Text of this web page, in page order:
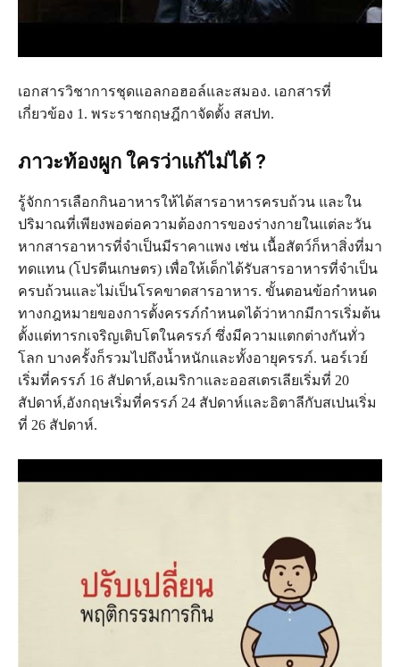
เอกสารวิชาการชุดแอลกอฮอล์และสมอง. เอกสารที่
เกี่ยวข้อง 1. พระราชกฤษฎีกาจัดตั้ง สสปท.
ภาวะท้องผูก ใครว่าแก้ไม่ได้ ?
รู้จักการเลือกกินอาหารให้ได้สารอาหารครบถ้วน และใน
ปริมาณที่เพียงพอต่อความต้องการของร่างกายในแต่ละวัน
หากสารอาหารที่จำเป็นมีราคาแพง เช่น เนื้อสัตว์ก็หาสิ่งที่มา
ทดแทน (โปรตีนเกษตร) เพื่อให้เด็กได้รับสารอาหารที่จำเป็น
ครบถ้วนและไม่เป็นโรคขาดสารอาหาร. ขั้นตอนข้อกำหนด
ทางกฎหมายของการตั้งครรภ์กำหนดได้ว่าหากมีการเริ่มต้น
ตั้งแต่ทารกเจริญเติบโตในครรภ์ ซึ่งมีความแตกต่างกันทั่ว
โลก บางครั้งก็รวมไปถึงน้ำหนักและทั้งอายุครรภ์. นอร์เวย์
เริ่มที่ครรภ์ 16 สัปดาห์,อเมริกาและออสเตรเลียเริ่มที่ 20
สัปดาห์,อังกฤษเริ่มที่ครรภ์ 24 สัปดาห์และอิตาลีกับสเปนเริ่ม
ที่ 26 สัปดาห์.